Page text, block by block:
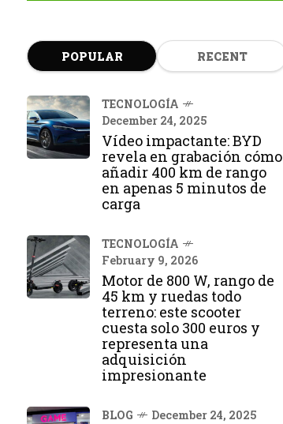
POPULAR RECENT
TECNOLOGÍA
December 24, 2025
Vídeo impactante: BYD
revela en grabación cómo
añadir 400 km de rango
en apenas 5 minutos de
carga
TECNOLOGÍA
February 9, 2026
Motor de 800 W, rango de
45 km y ruedas todo
terreno: este scooter
cuesta solo 300 euros y
representa una
adquisición
impresionante
BLOG December 24, 2025